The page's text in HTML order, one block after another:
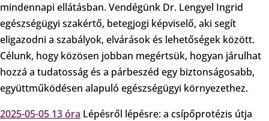
mindennapi ellátásban. Vendégünk Dr. Lengyel Ingrid
egészségügyi szakértő, betegjogi képviselő, aki segít
eligazodni a szabályok, elvárások és lehetőségek között.
Célunk, hogy közösen jobban megértsük, hogyan járulhat
hozzá a tudatosság és a párbeszéd egy biztonságosabb,
együttműködésen alapuló egészségügyi környezethez.
2025-05-05 13 óra Lépésről lépésre: a csípőprotézis útja